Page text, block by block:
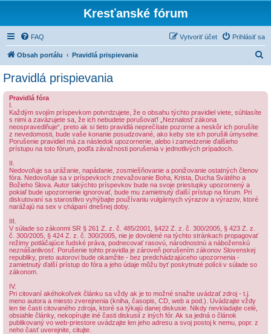
Kresťanské fórum
FAQ Prihlásiť sa
Vytvoriť účet
Obsah portálu Pravidlá prispievania
Pravidlá prispievania
Pravidlá fóra
I.
Každým svojím príspevkom potvrdzujete, že o obsahu týchto pravidiel viete, súhlasíte
s nimi a zaväzujete sa, že ich nebudete porušovať! „Neznalosť zákona
neospravedlňuje“, preto ak si tieto pravidlá neprečítate pozorne a neskôr ich porušíte
z nevedomosti, bude vaše konanie posudzované, ako keby ste ich porušili úmyselne.
Porušenie pravidiel má za následok upozornenie, alebo i zamedzenie ďalšieho
prístupu na toto fórum, podľa závažnosti porušenia v jednotlivých prípadoch.
II.
Nedovoľuje sa urážanie, napádanie, zosmiešňovanie a ponižovanie ostatných členov
fóra. Nedovoľuje sa v príspevkoch znevažovanie Boha, Krista, Ducha Svätého a
Božieho Slova. Autor takýchto príspevkov bude na svoje priestupky upozornený a
pokiaľ bude upozornenie ignorovať, bude mu zamietnutý ďalší prístup na fórum. Pri
diskutovaní sa starostlivo vyhýbajte používaniu vulgárnych výrazov a výrazov, ktoré
narážajú na sex v chápaní dnešnej doby.
III.
V súlade so zákonmi SR § 261 Z. z. č. 485/2001, §422 Z. z. č. 300/2005, § 423 Z. z.
č. 300/2005, § 424 Z. z. č. 300/2005, nie je dovolené na týchto stránkach propagovať
režimy potláčajúce ľudské práva, podnecovať rasovú, národnostnú a náboženskú
neznášanlivosť. Porušenie tohto pravidla je zároveň porušením zákonov Slovenskej
republiky, preto autorovi bude okamžite - bez predchádzajúceho upozornenia -
zamietnutý ďalší prístup do fóra a jeho údaje môžu byť poskytnuté polícii v súlade so
zákonom.
IV.
Pri citovaní akéhokoľvek článku sa vždy ak je to možné snažte uvádzať zdroj - t.j.
meno autora a miesto zverejnenia (kniha, časopis, CD, web a pod.). Uvádzajte vždy
len tie časti citovaného zdroja, ktoré sa týkajú danej diskusie. Nikdy nevkladajte celé,
obsiahle články, nekopírujte iné časti diskusií z iných fór. Ak sa jedná o článok
publikovaný vo web-priestore uvádzajte len jeho adresu a svoj postoj k nemu, popr. z
neho časť uverejnite, citujte.